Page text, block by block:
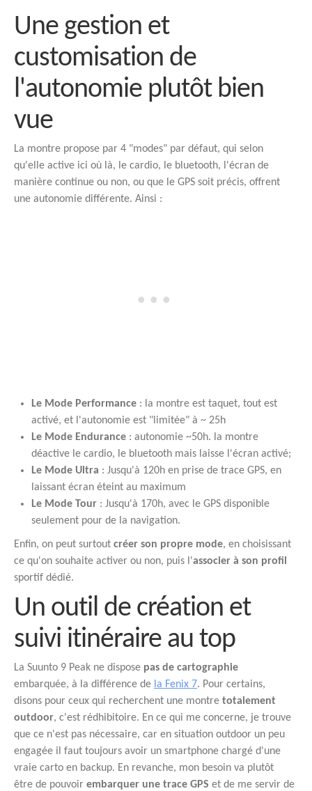
Une gestion et
customisation de
l'autonomie plutôt bien
vue
La montre propose par 4 "modes" par défaut, qui selon
qu'elle active ici où là, le cardio, le bluetooth, l'écran de
manière continue ou non, ou que le GPS soit précis, offrent
une autonomie différente. Ainsi :
Le Mode Performance : la montre est taquet, tout est
activé, et l'autonomie est "limitée" à ~ 25h
Le Mode Endurance : autonomie ~50h. la montre
déactive le cardio, le bluetooth mais laisse l'écran activé;
Le Mode Ultra : Jusqu'à 120h en prise de trace GPS, en
laissant écran éteint au maximum
Le Mode Tour : Jusqu'à 170h, avec le GPS disponible
seulement pour de la navigation.
Enfin, on peut surtout créer son propre mode, en choisissant
ce qu'on souhaite activer ou non, puis l'associer à son profil
sportif dédié.
Un outil de création et
suivi itinéraire au top
La Suunto 9 Peak ne dispose pas de cartographie
embarquée, à la différence de la Fenix 7. Pour certains,
disons pour ceux qui recherchent une montre totalement
outdoor, c'est rédhibitoire. En ce qui me concerne, je trouve
que ce n'est pas nécessaire, car en situation outdoor un peu
engagée il faut toujours avoir un smartphone chargé d'une
vraie carto en backup. En revanche, mon besoin va plutôt
être de pouvoir embarquer une trace GPS et de me servir de